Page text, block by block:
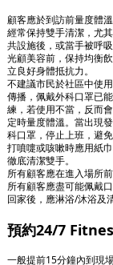
顧客應於到訪前量度體
經常保持雙手清潔，尤
共設施後，或當手被呼
光顧美容前，保持均衡
立良好身體抵抗力。
不建議市民於社區中使
傳播，佩戴外科口罩已
練，若使用不當，反而
定時量度體溫。當出現
科口罩，停止上班，避
打噴嚏或咳嗽時應用紙
徹底清潔雙手。
所有顧客應在進入場所
所有顧客應盡可能佩戴
回家後，應淋浴/沐浴及
預約24/7
一般提前15分鐘內到現